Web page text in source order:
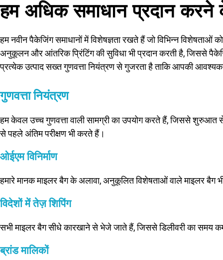
हम अधिक समाधान प्रदान
हम नवीन पैकेजिंग समाधानों में विशेषज्ञता रखते हैं जो विभिन्न
अनुकूलन और आंतरिक प्रिंटिंग की सुविधा भी प्रदान करती है, जिससे
प्रत्येक उत्पाद सख्त गुणवत्ता नियंत्रण से गुजरता है ताकि आपकी
गुणवत्ता नियंत्रण
हम केवल उच्च गुणवत्ता वाली सामग्री का उपयोग करते हैं, जिससे शुरुआत से
से पहले अंतिम परीक्षण भी करते हैं।
ओईएम विनिर्माण
हमारे मानक माइलर बैग के अलावा, अनुकूलित विशेषताओं वाले माइलर
विदेशों में तेज़ शिपिंग
सभी माइलर बैग सीधे कारखाने से भेजे जाते हैं, जिससे डिलीवरी का समय
ब्रांड मालिकों